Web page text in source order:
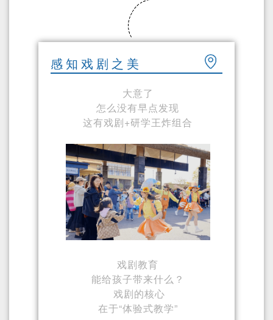
感知戏剧之美
大意了
怎么没有早点发现
这有戏剧+研学王炸组合
戏剧教育
能给孩子带来什么？
戏剧的核心
在于“体验式教学”